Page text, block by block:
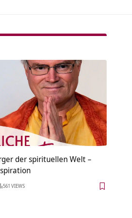
der spirituellen Welt –
561 VIEWS